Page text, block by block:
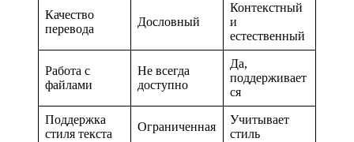
Качество
перевода
Дословный
Контекстный
и
естественный
Работа с
файлами
Не всегда
доступно
Да,
поддерживает
ся
Поддержка
стиля текста
Ограниченная
Учитывает
стиль